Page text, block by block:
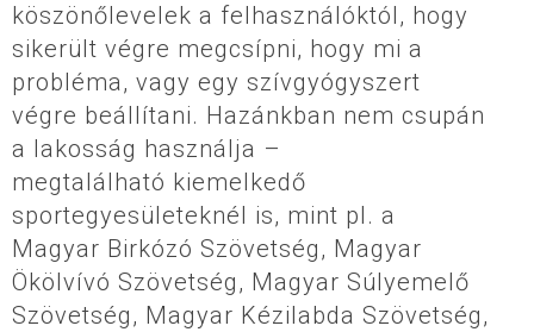
köszönőlevelek a felhasználóktól, hogy
sikerült végre megcsípni, hogy mi a
probléma, vagy egy szívgyógyszert
végre beállítani. Hazánkban nem csupán
a lakosság használja –
megtalálható kiemelkedő
sportegyesületeknél is, mint pl. a
Magyar Birkózó Szövetség, Magyar
Ökölvívó Szövetség, Magyar Súlyemelő
Szövetség, Magyar Kézilabda Szövetség,